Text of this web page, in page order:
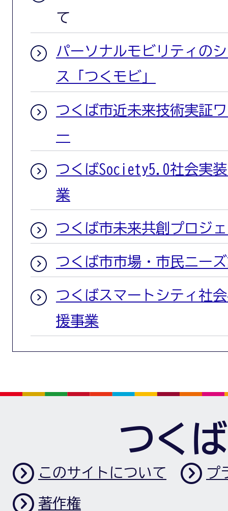
て
パーソナルモビリティの
ス「つくモビ」
つくば市近未来技術実証
ー
つくばSociety5.0社会実
業
つくば市未来共創プロジ
つくば市市場・市民ニー
つくばスマートシティ社
援事業
つく
このサイトについて プ
著作権